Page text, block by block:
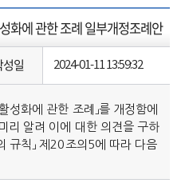
화에 관한 조례 일부개정조례안
성일 2024-01-11 13:59:32
성화에 관한 조례」를 개정함에
리 알려 이에 대한 의견을 구하
규칙」 제20조의5에 따라 다음